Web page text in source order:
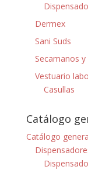
Dermex
Sani Suds
Secamanos
Vestuario
Casullas
Catálogo
Catálogo